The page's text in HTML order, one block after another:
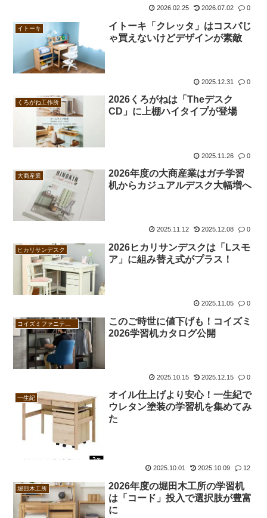
2026.02.25 2026.07.02 0
イトーキ
イトーキ「クレッタ」はコスパじ
ゃ買えないけどデザインが素敵
2025.12.31 0
くろがね工作所
2026くろがねは「Theデスク
CD」に上棚ハイタイプが登場
2025.11.26 0
大商産業
2026年度の大商産業はガチ学習
机からカジュアルデスク大幅増へ
2025.11.12 2025.12.08 0
ヒカリサンデスク
2026ヒカリサンデスクは「Lスモ
ア」に組み替え式がプラス！
2025.11.05 0
このご時世に値下げも！コイズミ
2026学習机カタログ公開
2025.10.15 2025.12.15 0
一生紀
オイル仕上げより安心！一生紀で
ウレタン塗装の学習机を集めてみ
た
2025.10.01 2025.10.09 12
堀田木工所
2026年度の堀田木工所の学習机
は「コード」投入で選択肢が豊富
に